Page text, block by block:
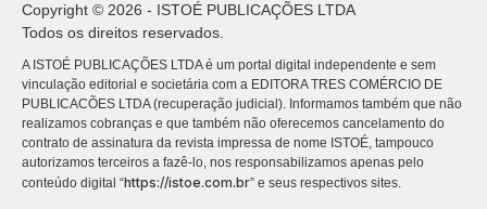
Copyright © 2026 - ISTOÉ PUBLICAÇÕES LTDA
Todos os direitos reservados.
A ISTOÉ PUBLICAÇÕES LTDA é um portal digital independente e sem
vinculação editorial e societária com a EDITORA TRES COMÉRCIO DE
PUBLICACÕES LTDA (recuperação judicial). Informamos também que não
realizamos cobranças e que também não oferecemos cancelamento do
contrato de assinatura da revista impressa de nome ISTOÉ, tampouco
autorizamos terceiros a fazê-lo, nos responsabilizamos apenas pelo
conteúdo digital “https://istoe.com.br” e seus respectivos sites.